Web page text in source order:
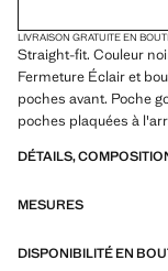
LIVRAISON GRATUITE EN
Straight-fit. Couleur
Fermeture Éclair et
poches avant. Poche
poches plaquées à
DÉTAILS,
MESURES
DISPONIBILITÉ EN